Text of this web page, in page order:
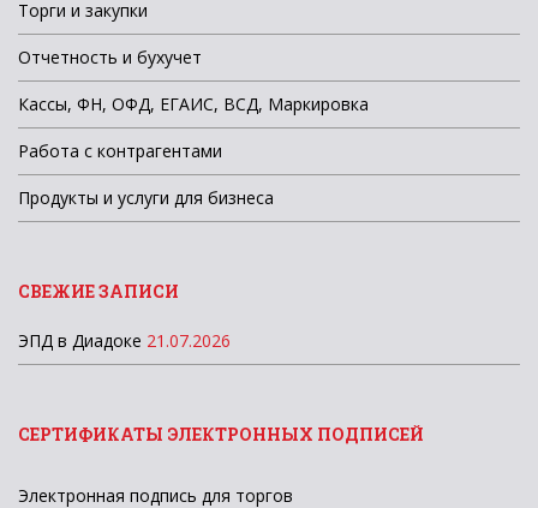
Торги и закупки
Отчетность и бухучет
Кассы, ФН, ОФД, ЕГАИС, ВСД, Маркировка
Работа с контрагентами
Продукты и услуги для бизнеса
СВЕЖИЕ ЗАПИСИ
ЭПД в Диадоке 21.07.2026
СЕРТИФИКАТЫ ЭЛЕКТРОННЫХ ПОДПИСЕЙ
Электронная подпись для торгов